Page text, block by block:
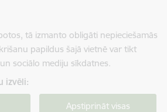
tā izmanto obligāti nepieciešamās
papildus šajā vietnē var tikt
sociālo mediju sīkdatnes.
izvēli:
Apstiprināt visas